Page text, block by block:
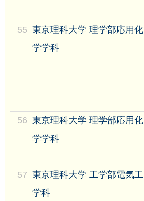
55 東京理科大学 理学部応用化
学学科
56 東京理科大学 理学部応用化
学学科
57 東京理科大学 工学部電気工
学科